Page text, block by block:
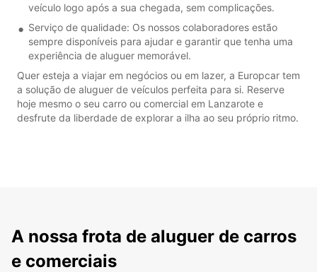
veículo logo após a sua chegada, sem complicações.
Serviço de qualidade: Os nossos colaboradores estão
sempre disponíveis para ajudar e garantir que tenha uma
experiência de aluguer memorável.
Quer esteja a viajar em negócios ou em lazer, a Europcar tem
a solução de aluguer de veículos perfeita para si. Reserve
hoje mesmo o seu carro ou comercial em Lanzarote e
desfrute da liberdade de explorar a ilha ao seu próprio ritmo.
A nossa frota de aluguer de carros
e comerciais